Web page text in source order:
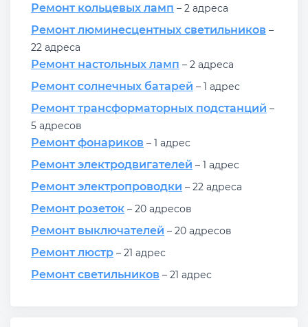
Ремонт кольцевых ламп – 2 адреса
Ремонт люминесцентных светильников –
22 адреса
Ремонт настольных ламп – 2 адреса
Ремонт солнечных батарей – 1 адрес
Ремонт трансформаторных подстанций –
5 адресов
Ремонт фонариков – 1 адрес
Ремонт электродвигателей – 1 адрес
Ремонт электропроводки – 22 адреса
Ремонт розеток – 20 адресов
Ремонт выключателей – 20 адресов
Ремонт люстр – 21 адрес
Ремонт светильников – 21 адрес